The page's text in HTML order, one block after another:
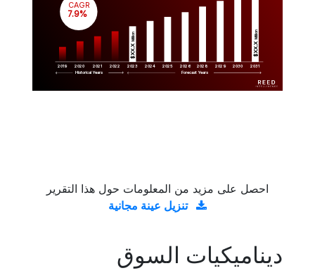
2019 2020 2021 2022 2023 2024 2025 2026 2028 2029 2030 2031
$XX.X
Million
$XX.X
Million
CAGR
7.9%
Historical Years Forecast Years
احصل على مزيد من المعلومات حول هذا التقرير
تنزيل عينة مجانية
ديناميكيات السوق